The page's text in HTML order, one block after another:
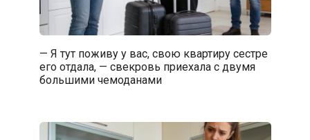
— Я тут поживу у вас, свою квартиру сестре
его отдала, — свекровь приехала с двумя
большими чемоданами